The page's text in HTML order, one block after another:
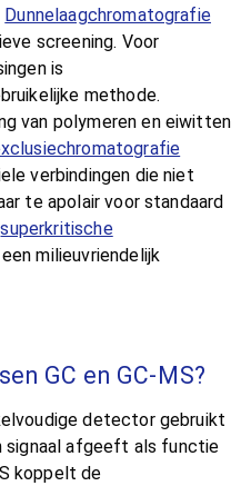
Dunnelaagchromatografie
screening. Voor
is
methode.
van polymeren en eiwitten
verbindingen die niet
te apolair voor standaard
superkritische
een milieuvriendelijk
GC en GC-MS?
detector gebruikt
signaal afgeeft als functie
koppelt de